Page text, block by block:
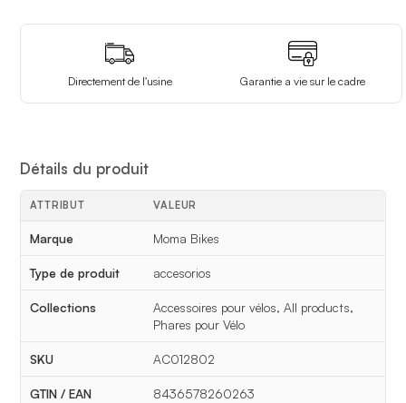
Directement de l'usine Garantie a vie sur le cadre
Détails du produit
Détails du produit
ATTRIBUT VALEUR
Marque Moma Bikes
Type de produit accesorios
Collections
Accessoires pour vélos, All products,
Phares pour Vélo
SKU AC012802
GTIN / EAN 8436578260263